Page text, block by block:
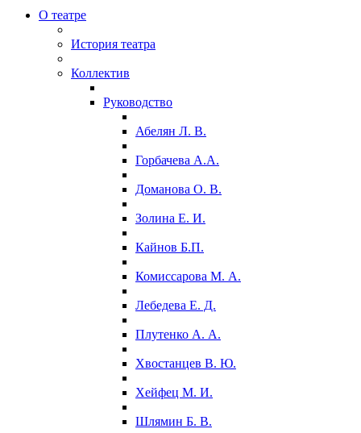
О театре
История театра
Коллектив
Руководство
Абелян Л. В.
Горбачева А.А.
Доманова О. В.
Золина Е. И.
Кайнов Б.П.
Комиссарова М. А.
Лебедева Е. Д.
Плутенко А. А.
Хвостанцев В. Ю.
Хейфец М. И.
Шлямин Б. В.